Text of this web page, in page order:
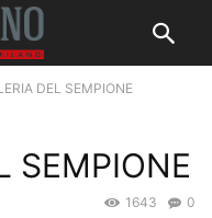
DEL SEMPIONE
SEMPIONE
0
1643